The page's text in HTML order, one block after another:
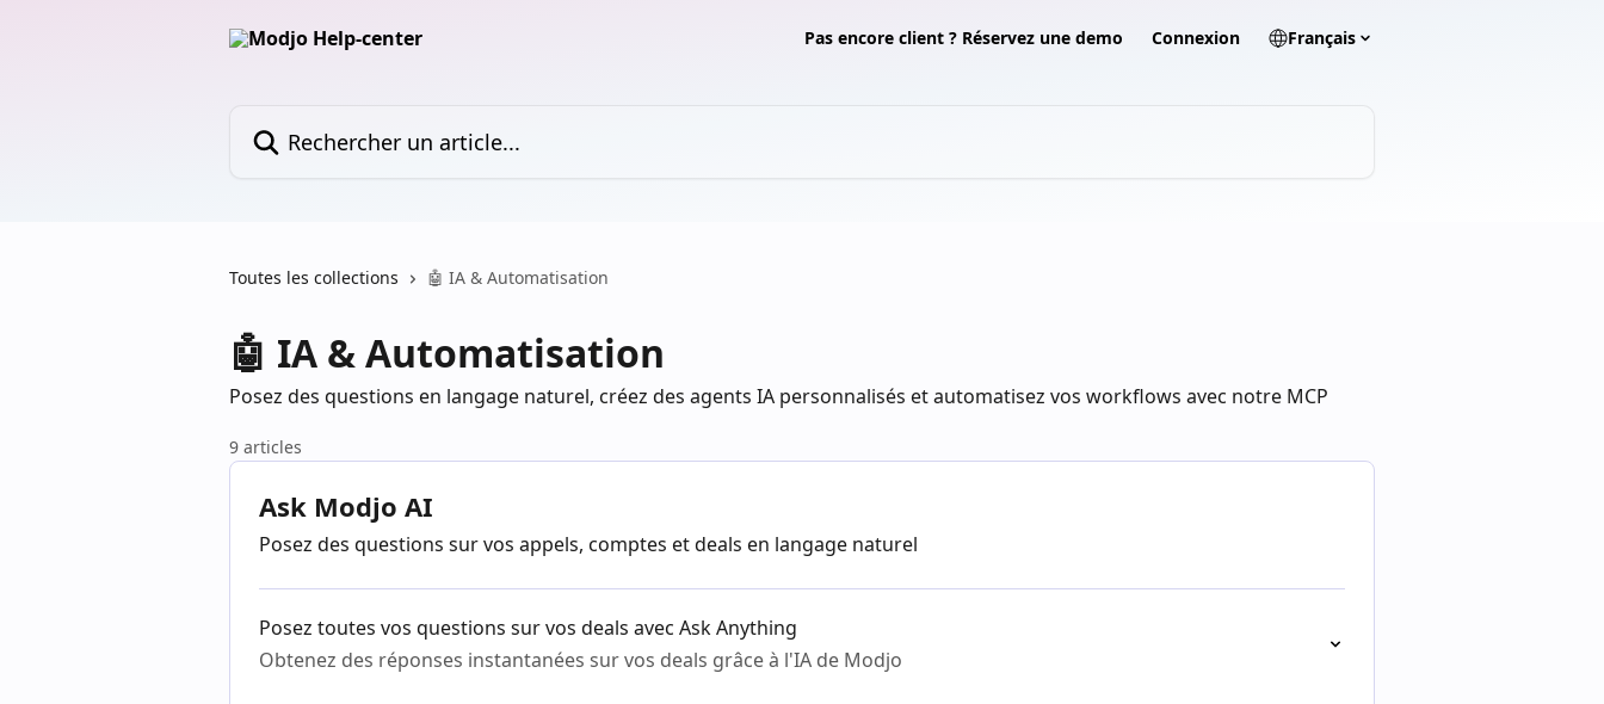
Pas encore client ? Réservez une demo Connexion Français
Toutes les collections 🤖 IA & Automatisation
🤖 IA & Automatisation
Posez des questions en langage naturel, créez des agents IA personnalisés et automatisez vos workflows avec notre MCP
9 articles
Ask Modjo AI
Posez des questions sur vos appels, comptes et deals en langage naturel
Posez toutes vos questions sur vos deals avec Ask Anything
Obtenez des réponses instantanées sur vos deals grâce à l'IA de Modjo